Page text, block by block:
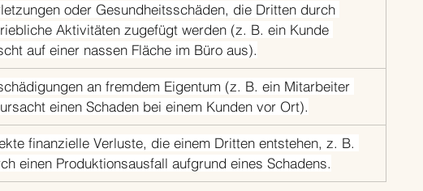
oder Gesundheitsschäden, die Dritten durch
Aktivitäten zugefügt werden (z. B. ein Kunde
auf einer nassen Fläche im Büro aus).
an fremdem Eigentum (z. B. ein Mitarbeiter
einen Schaden bei einem Kunden vor Ort).
finanzielle Verluste, die einem Dritten entstehen, z. B.
einen Produktionsausfall aufgrund eines Schadens.